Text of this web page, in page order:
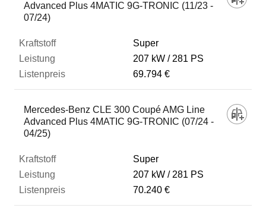
Advanced Plus 4MATIC 9G-TRONIC (11/23 -
07/24)
Super
207 kW
281 PS
69.794 €
Mercedes-Benz CLE 300 Coupé AMG Line
Advanced Plus 4MATIC 9G-TRONIC (07/24 -
04/25)
Super
207 kW
281 PS
70.240 €